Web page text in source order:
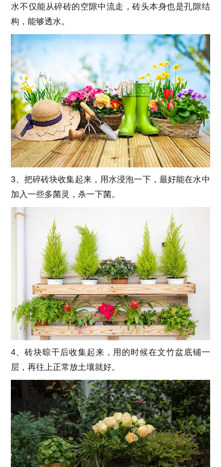
水不仅能从碎砖的空隙中流走，砖头本身也是孔隙结
构，能够透水。
3、把碎砖块收集起来，用水浸泡一下，最好能在水中
加入一些多菌灵，杀一下菌。
4、砖块晾干后收集起来，用的时候在文竹盆底铺一
层，再往上正常放土壤就好。